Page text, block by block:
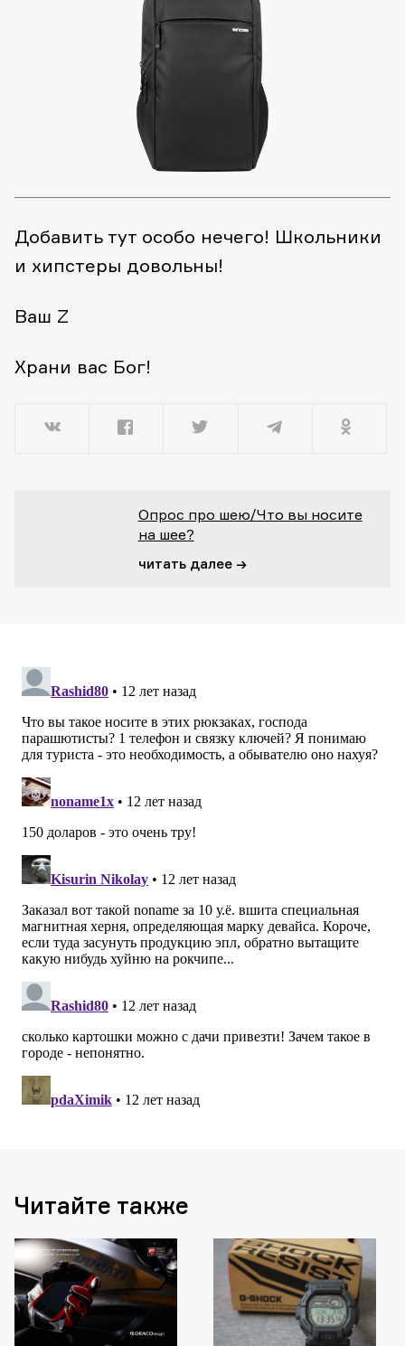
Добавить тут особо нечего! Школьники
и хипстеры довольны!
Ваш Z
Храни вас Бог!
Опрос про шею/Что вы носите
на шее?
читать далее →
Читайте также